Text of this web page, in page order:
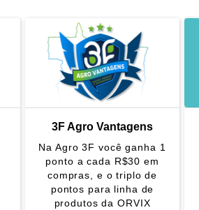
3F Agro Vantagens
Na Agro 3F você ganha 1
ponto a cada R$30 em
compras, e o triplo de
pontos para linha de
produtos da ORVIX